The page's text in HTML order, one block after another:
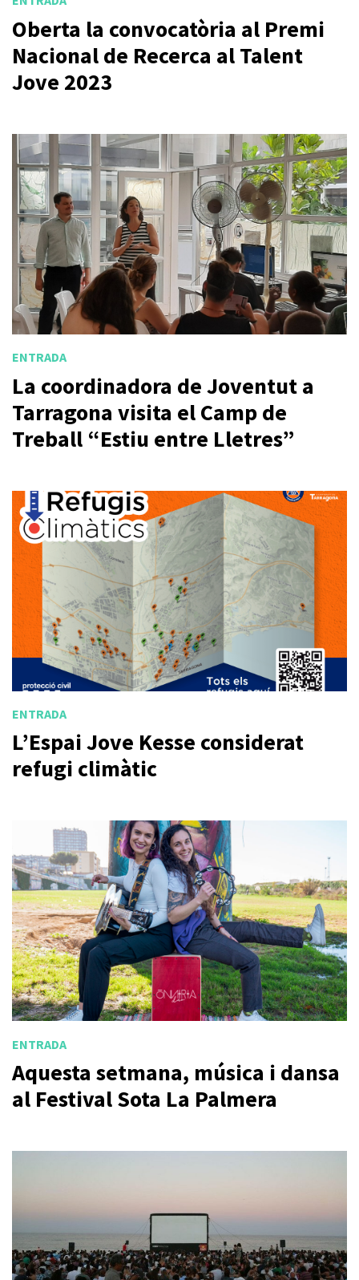
Oberta la convocatòria al Premi
Nacional de Recerca al Talent
Jove 2023
ENTRADA
La coordinadora de Joventut a
Tarragona visita el Camp de
Treball “Estiu entre Lletres”
ENTRADA
L’Espai Jove Kesse considerat
refugi climàtic
ENTRADA
Aquesta setmana, música i dansa
al Festival Sota La Palmera